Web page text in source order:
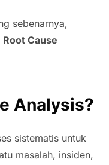
sebenarnya,
Root Cause
Analysis?
sistematis untuk
masalah, insiden,